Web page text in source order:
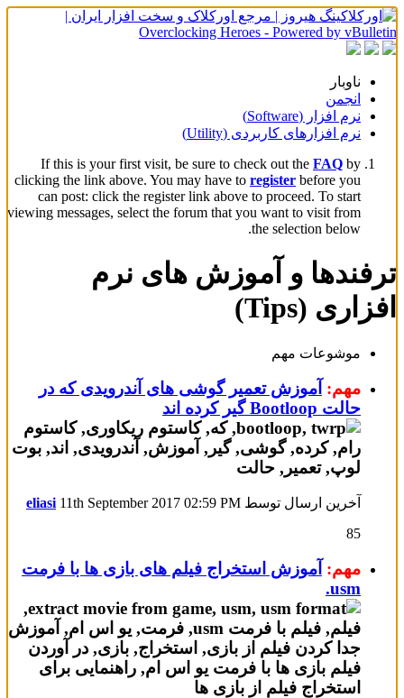
ناوبار
انجمن
نرم افزار (Software)
نرم افزارهای کاربردی (Utility)
If this is your first visit, be sure to check out the FAQ by
clicking the link above. You may have to register before you
can post: click the register link above to proceed. To start
viewing messages, select the forum that you want to visit from
the selection below.
ترفندها و آموزش های نرم
افزاری (Tips)
موشوعات مهم
مهم: آموزش تعمیر گوشی های آندرویدی که در
حالت Bootloop گیر کرده اند
آخرین ارسال توسط eliasi 11th September 2017 02:59 PM
85
مهم: آموزش استخراج فیلم های بازی ها با فرمت
usm.